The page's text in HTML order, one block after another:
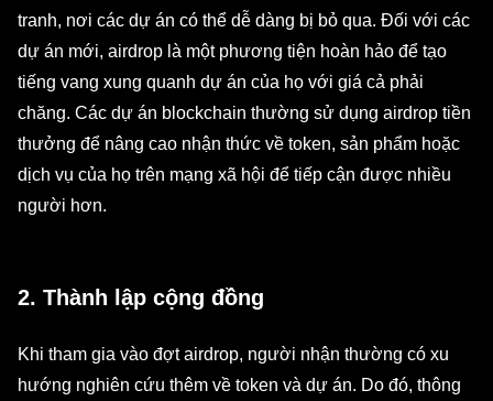
tranh, nơi các dự án có thể dễ dàng bị bỏ qua. Đối với các
dự án mới, airdrop là một phương tiện hoàn hảo để tạo
tiếng vang xung quanh dự án của họ với giá cả phải
chăng. Các dự án blockchain thường sử dụng airdrop tiền
thưởng để nâng cao nhận thức về token, sản phẩm hoặc
dịch vụ của họ trên mạng xã hội để tiếp cận được nhiều
người hơn.
2. Thành lập cộng đồng
Khi tham gia vào đợt airdrop, người nhận thường có xu
hướng nghiên cứu thêm về token và dự án. Do đó, thông